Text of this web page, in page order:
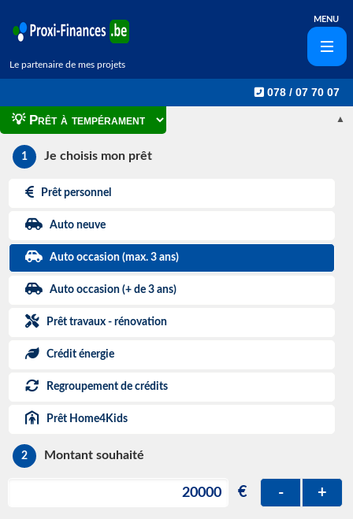
Le partenaire de mes projets
MENU
078 / 07 70 07
▲
1 Je choisis mon prêt
Prêt personnel
Auto neuve
Auto occasion (max. 3 ans)
Auto occasion (+ de 3 ans)
Prêt travaux - rénovation
Crédit énergie
Regroupement de crédits
Prêt Home4Kids
2 Montant souhaité
€ - +